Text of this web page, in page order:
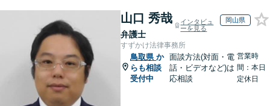
山口 秀哉
弁護士
インタビュ
ーを見る
岡山県
すずかけ法律事務所
鳥取県 か
らも相談
受付中
面談方法(対面・電
話・ビデオなど)は
応相談
営業時
間：本日
定休日